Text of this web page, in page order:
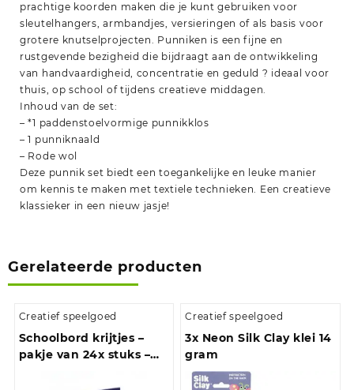
prachtige koorden maken die je kunt gebruiken voor
sleutelhangers, armbandjes, versieringen of als basis voor
grotere knutselprojecten. Punniken is een fijne en
rustgevende bezigheid die bijdraagt aan de ontwikkeling
van handvaardigheid, concentratie en geduld ? ideaal voor
thuis, op school of tijdens creatieve middagen.
Inhoud van de set:
– *1 paddenstoelvormige punnikklos
– 1 punniknaald
– Rode wol
Deze punnik set biedt een toegankelijke en leuke manier
om kennis te maken met textiele technieken. Een creatieve
klassieker in een nieuw jasje!
Gerelateerde producten
Creatief speelgoed
Schoolbord krijtjes –
pakje van 24x stuks –
Creatief speelgoed
3x Neon Silk Clay klei 14
gram